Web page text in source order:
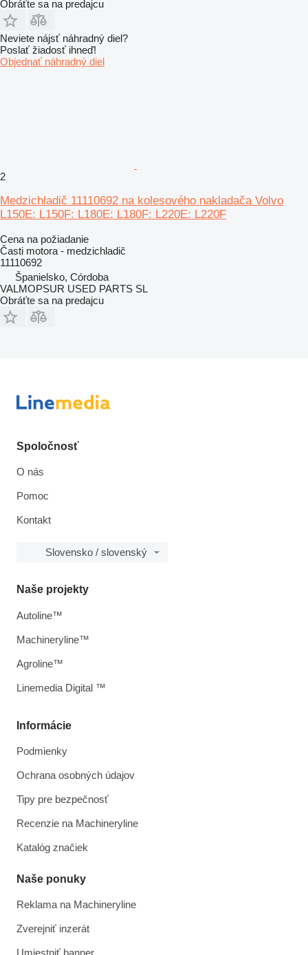
Obráťte sa na predajcu
Neviete nájsť náhradný diel?
Poslať žiadosť ihneď!
Objednať náhradný diel
2
Medzichladič 11110692 na kolesového nakladača Volvo
L150E: L150F: L180E: L180F: L220E: L220F
Cena na požiadanie
Časti motora - medzichladič
11110692
Španielsko, Córdoba
VALMOPSUR USED PARTS SL
Obráťte sa na predajcu
Spoločnosť
O nás
Pomoc
Kontakt
Slovensko / slovenský
Informácie
Podmienky
Ochrana osobných údajov
Tipy pre bezpečnosť
Recenzie na Machineryline
Katalóg značiek
Naše ponuky
Reklama na Machineryline
Zverejniť inzerát
Naše projekty
Autoline™
Machineryline™
Agroline™
Linemedia Digital ™